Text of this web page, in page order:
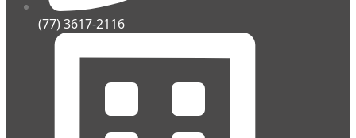
(77) 3617-2116